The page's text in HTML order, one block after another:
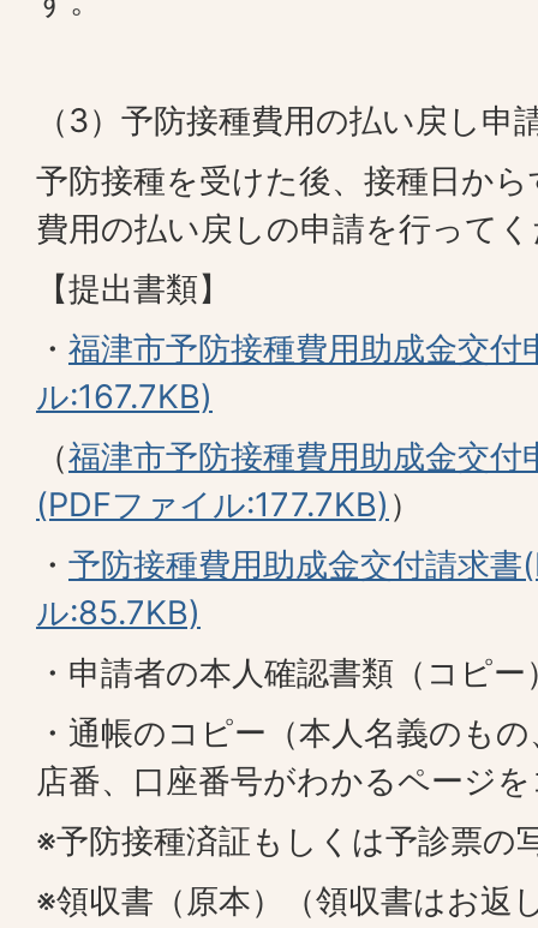
（3）予防接種費用の払い戻し申
予防接種を受けた後、接種日か
費用の払い戻しの申請を行って
【提出書類】
・ 福津市予防接種費用助成金交
ル:167.7KB)
（福津市予防接種費用助成金交付
(PDFファイル:177.7KB) ）
・ 予防接種費用助成金交付請求書
ル:85.7KB)
・申請者の本人確認書類（コピー
・通帳のコピー（本人名義のも
店番、口座番号がわかるページ
※予防接種済証もしくは予診票の
※領収書（原本）（領収書はお返